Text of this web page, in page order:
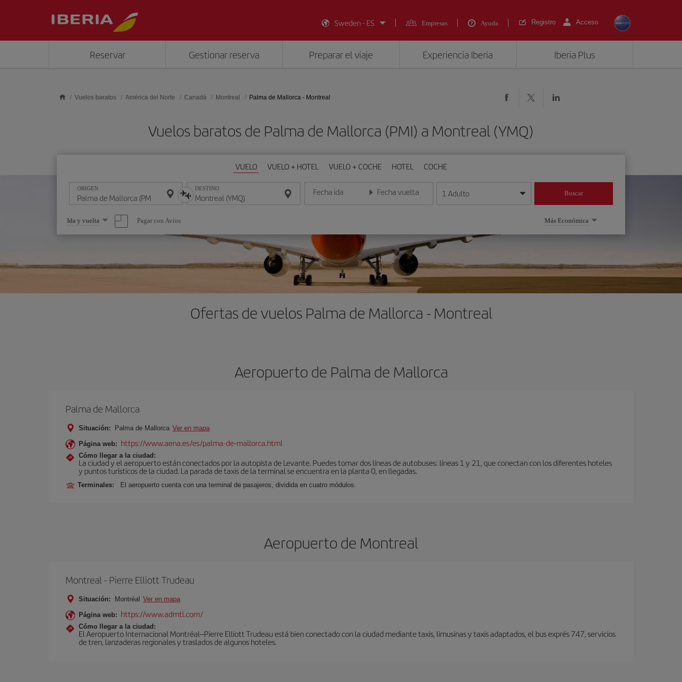
Sweden - ES
Empresas Ayuda Registro Acceso
Reservar Gestionar reserva Preparar el viaje Experiencia Iberia Iberia Plus
Vuelos baratos América del Norte Canadá Montreal Palma de Mallorca - Montreal
Vuelos baratos de Palma de Mallorca (PMI) a Montreal (YMQ)
VUELO VUELO + HOTEL VUELO + COCHE HOTEL COCHE
ORIGEN DESTINO Fecha ida
Introduce la fecha en formato día/mes/año
Fecha vuelta
Introduce la fecha en formato día/mes/año
1 Adulto Buscar
Seleccione
una
opción
Ida y vuelta Pagar con Avios Más Económica
Ofertas de vuelos Palma de Mallorca - Montreal
Aeropuerto de Palma de Mallorca
Palma de Mallorca
Situación: Palma de Mallorca Ver en mapa
Página web: https://www.aena.es/es/palma-de-mallorca.html
Cómo llegar a la ciudad:
La ciudad y el aeropuerto están conectados por la autopista de Levante. Puedes tomar dos líneas de autobuses: líneas 1 y 21, que conectan con los diferentes hoteles
y puntos turísticos de la ciudad. La parada de taxis de la terminal se encuentra en la planta 0, en llegadas.
Terminales: El aeropuerto cuenta con una terminal de pasajeros, dividida en cuatro módulos.
Aeropuerto de Montreal
Montreal - Pierre Elliott Trudeau
Situación: Montréal Ver en mapa
Página web: https://www.admtl.com/
Cómo llegar a la ciudad:
El Aeropuerto Internacional Montréal–Pierre Elliott Trudeau está bien conectado con la ciudad mediante taxis, limusinas y taxis adaptados, el bus exprés 747, servicios
de tren, lanzaderas regionales y traslados de algunos hoteles.